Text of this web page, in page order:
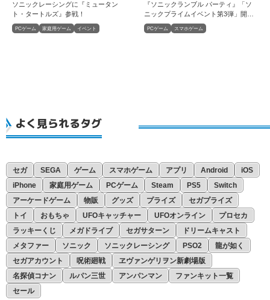
PCゲーム 家庭用ゲーム イベント
ソニックレーシングに『ミュータン
ト・タートルズ』参戦！
PCゲーム スマホゲーム
『ソニックランブル パーティ』「ソ
ニックプライムイベント第3弾」開
催！
よく見られるタグ
セガ SEGA ゲーム スマホゲーム アプリ Android
iOS
iPhone
家庭用ゲーム PCゲーム Steam PS5
Switch
アーケードゲーム
物販 グッズ プライズ
セガプライズ
トイ
おもちゃ UFOキャッチャー UFOオンライン
プロセカ
ラッキーくじ
メガドライブ セガサターン
ドリームキャスト
メタファー
ソニック ソニックレーシング PSO2
龍が如く
セガアカウント
呪術廻戦
ヱヴァンゲリヲン新劇場版
名探偵コナン
ルパン三世 アンパンマン
ファンキット一覧
セール